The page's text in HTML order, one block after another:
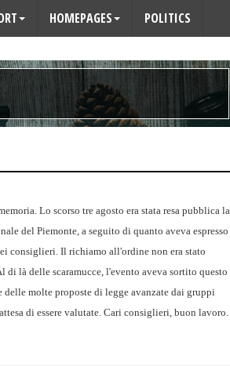
HOMEPAGES POLITICS
Lo scorso tre agosto era stata resa pubblica la
del Piemonte, a seguito di quanto aveva espresso
consiglieri. Il richiamo all'ordine non era stato
là delle scaramucce, l'evento aveva sortito questo
molte proposte di legge avanzate dai gruppi
di essere valutate. Cari consiglieri, buon lavoro.